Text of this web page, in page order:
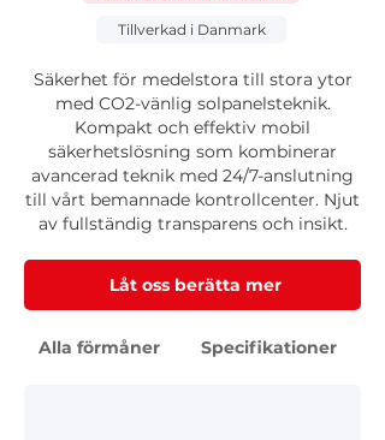
Tillverkad i Danmark
Säkerhet för medelstora till stora ytor
med CO2-vänlig solpanelsteknik.
Kompakt och effektiv mobil
säkerhetslösning som kombinerar
avancerad teknik med 24/7-anslutning
till vårt bemannade kontrollcenter. Njut
av fullständig transparens och insikt.
Låt oss berätta mer
Alla förmåner Specifikationer